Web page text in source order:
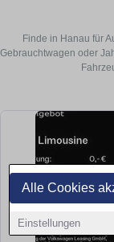
Alle Cookies
Einstellungen
Finde in Hanau für
Gebrauchtwagen oder